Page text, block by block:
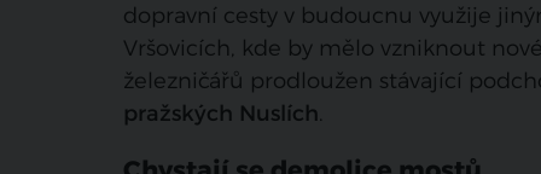
dopravní cesty v budoucnu využije
Vršovicích, kde by mělo vzniknout
železničářů prodloužen stávající
pražských Nuslích.